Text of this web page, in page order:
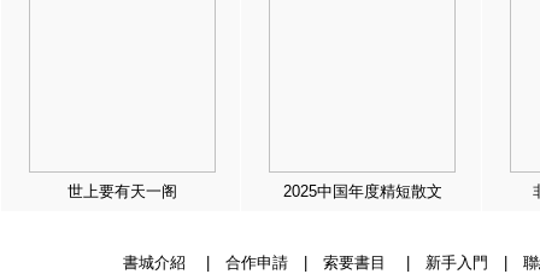
世上要有天一阁 2025中国年度精短散文
書城介紹 合作申請| 索要書目 新手入門